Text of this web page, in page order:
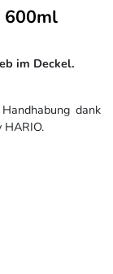
600ml
im Deckel.
dank
HARIO.